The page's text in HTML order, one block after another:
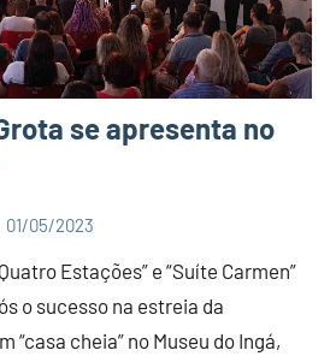
se apresenta no
01/05/2023
Estações” e “Suíte Carmen”
o sucesso na estreia da
“casa cheia” no Museu do Ingá,